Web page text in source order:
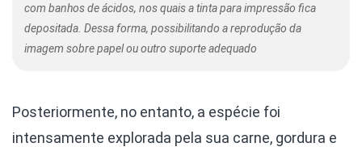
com banhos de ácidos, nos quais a tinta para impressão fica
depositada. Dessa forma, possibilitando a reprodução da
imagem sobre papel ou outro suporte adequado
Posteriormente, no entanto, a espécie foi
intensamente explorada pela sua carne, gordura e